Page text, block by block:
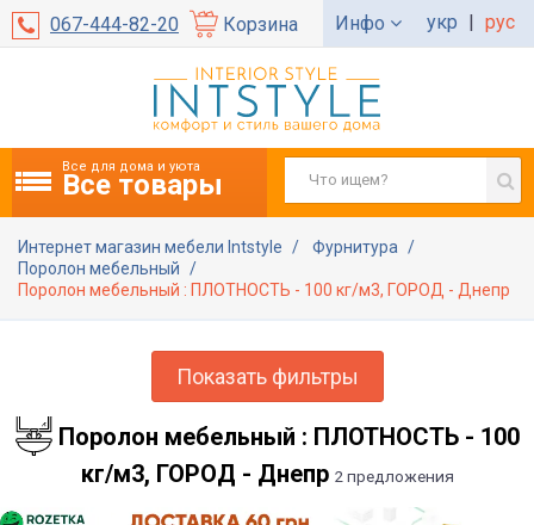
067-444-82-20 Корзина Инфо укр | рус
Все для дома и уюта
Все товары
Интернет магазин мебели Intstyle
Фурнитура
Поролон мебельный
Поролон мебельный : ПЛОТНОСТЬ - 100 кг/м3, ГОРОД - Днепр
Показать фильтры
Поролон мебельный : ПЛОТНОСТЬ - 100
кг/м3, ГОРОД - Днепр 2 предложения